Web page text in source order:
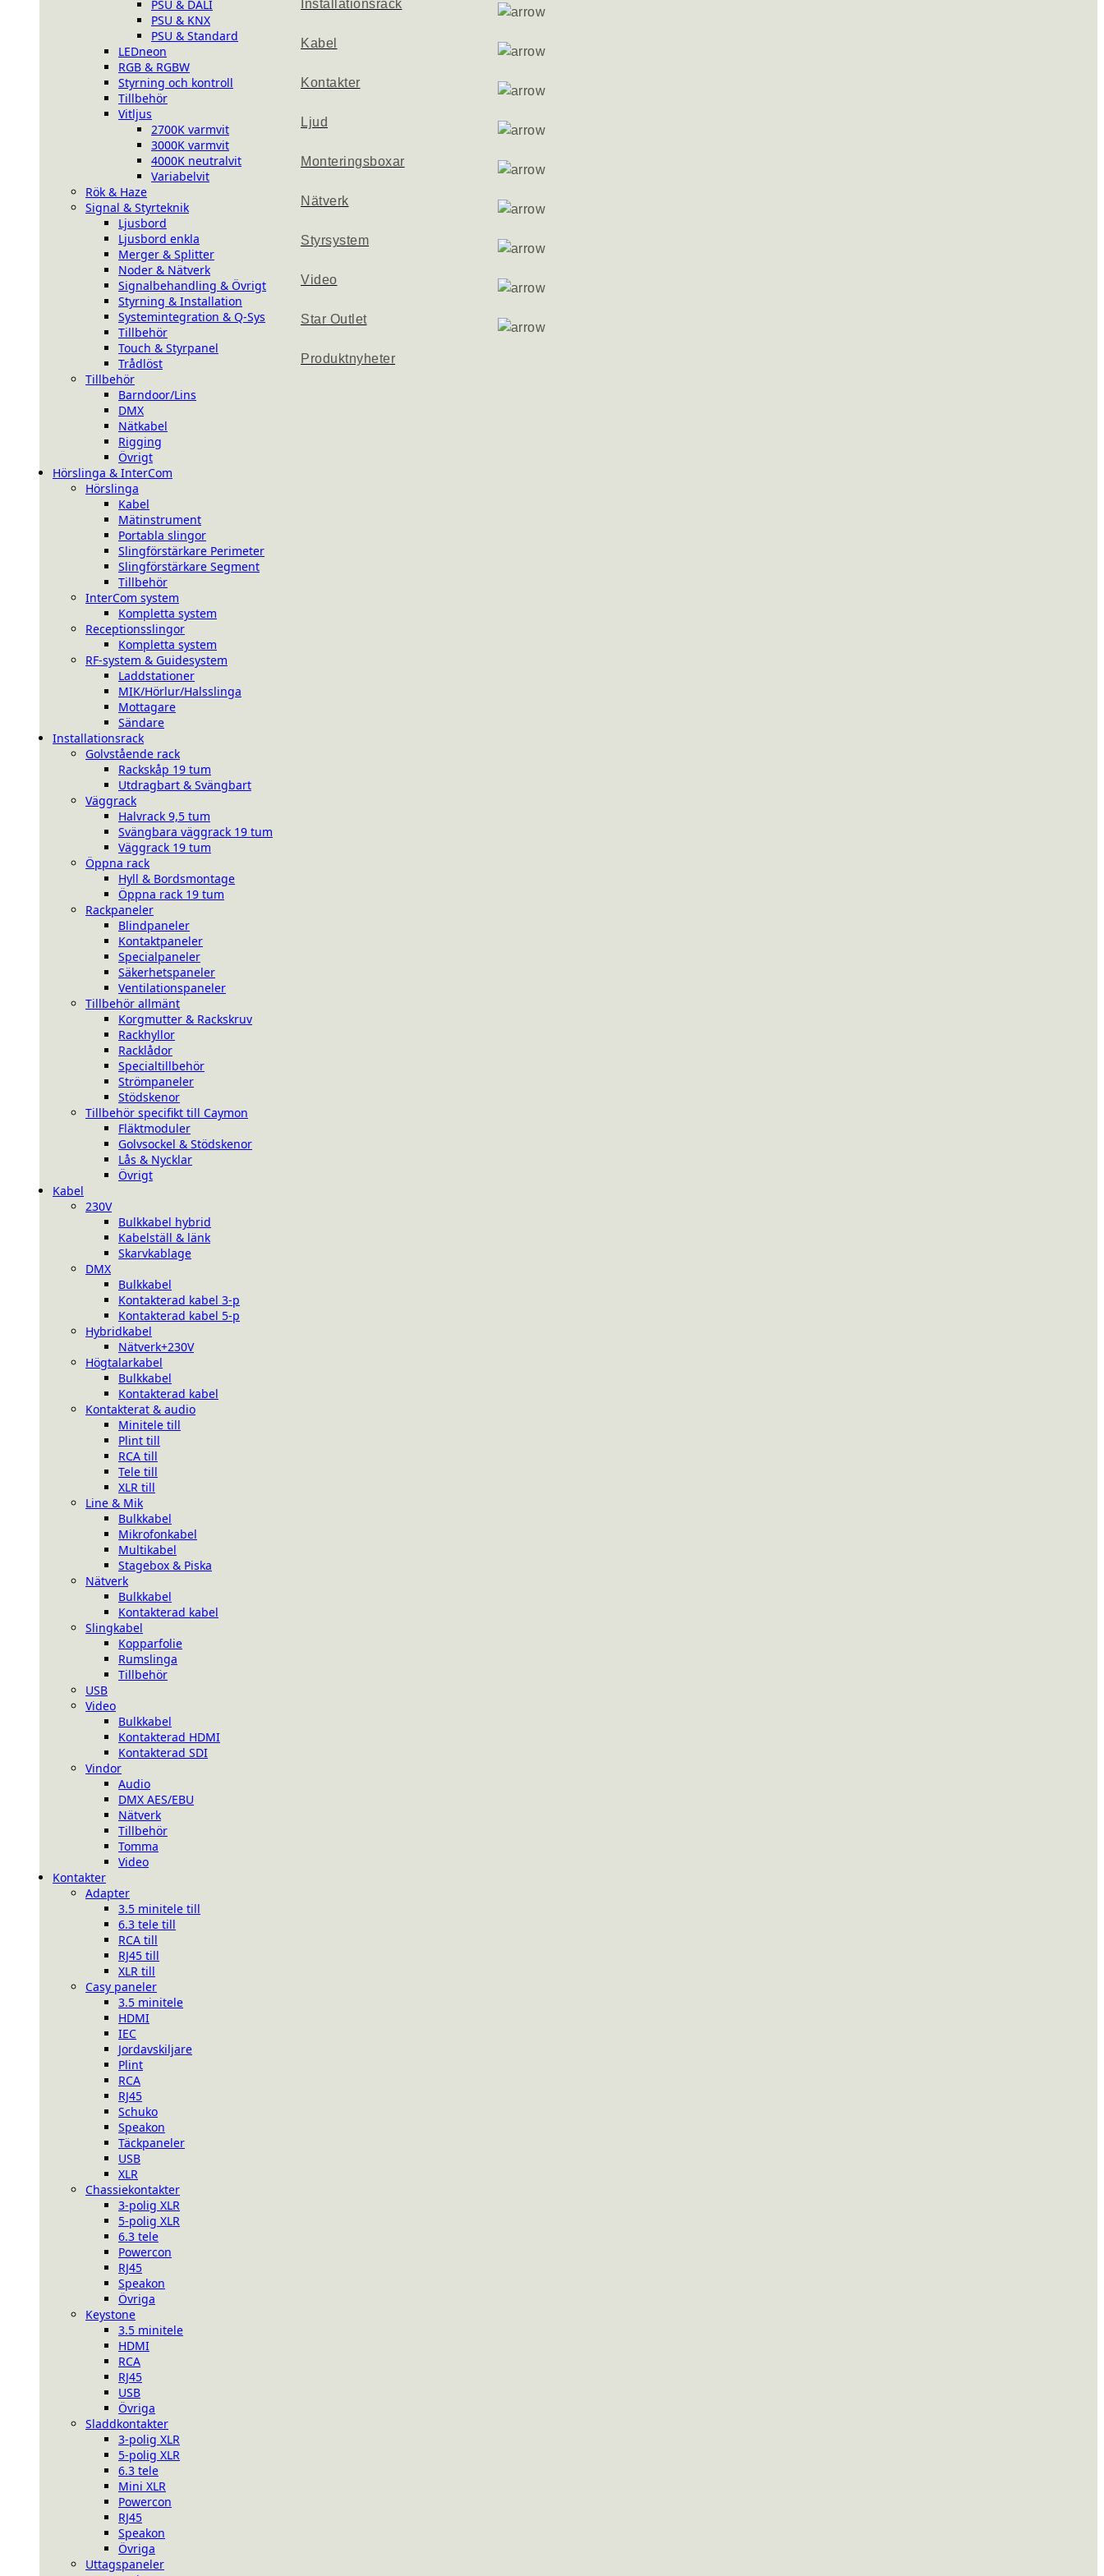
PSU & DALI
PSU & KNX
PSU & Standard
LEDneon
RGB & RGBW
Styrning och kontroll
Tillbehör
Vitljus
2700K varmvit
3000K varmvit
4000K neutralvit
Variabelvit
Rök & Haze
Signal & Styrteknik
Ljusbord
Ljusbord enkla
Merger & Splitter
Noder & Nätverk
Signalbehandling & Övrigt
Styrning & Installation
Systemintegration & Q-Sys
Tillbehör
Touch & Styrpanel
Trådlöst
Tillbehör
Barndoor/Lins
DMX
Nätkabel
Rigging
Övrigt
Hörslinga & InterCom
Hörslinga
Kabel
Mätinstrument
Portabla slingor
Slingförstärkare Perimeter
Slingförstärkare Segment
Tillbehör
InterCom system
Kompletta system
Receptionsslingor
Kompletta system
RF-system & Guidesystem
Laddstationer
MIK/Hörlur/Halsslinga
Mottagare
Sändare
Installationsrack
Golvstående rack
Rackskåp 19 tum
Utdragbart & Svängbart
Väggrack
Halvrack 9,5 tum
Svängbara väggrack 19 tum
Väggrack 19 tum
Öppna rack
Hyll & Bordsmontage
Öppna rack 19 tum
Rackpaneler
Blindpaneler
Kontaktpaneler
Specialpaneler
Säkerhetspaneler
Ventilationspaneler
Tillbehör allmänt
Korgmutter & Rackskruv
Rackhyllor
Racklådor
Specialtillbehör
Strömpaneler
Stödskenor
Tillbehör specifikt till Caymon
Fläktmoduler
Golvsockel & Stödskenor
Lås & Nycklar
Övrigt
Kabel
230V
Bulkkabel hybrid
Kabelställ & länk
Skarvkablage
DMX
Bulkkabel
Kontakterad kabel 3-p
Kontakterad kabel 5-p
Hybridkabel
Nätverk+230V
Högtalarkabel
Bulkkabel
Kontakterad kabel
Kontakterat & audio
Minitele till
Plint till
RCA till
Tele till
XLR till
Line & Mik
Bulkkabel
Mikrofonkabel
Multikabel
Stagebox & Piska
Nätverk
Bulkkabel
Kontakterad kabel
Slingkabel
Kopparfolie
Rumslinga
Tillbehör
USB
Video
Bulkkabel
Kontakterad HDMI
Kontakterad SDI
Vindor
Audio
DMX AES/EBU
Nätverk
Tillbehör
Tomma
Video
Kontakter
Adapter
3.5 minitele till
6.3 tele till
RCA till
RJ45 till
XLR till
Casy paneler
3.5 minitele
HDMI
IEC
Jordavskiljare
Plint
RCA
RJ45
Schuko
Speakon
Täckpaneler
USB
XLR
Chassiekontakter
3-polig XLR
5-polig XLR
6.3 tele
Powercon
RJ45
Speakon
Övriga
Keystone
3.5 minitele
HDMI
RCA
RJ45
USB
Övriga
Sladdkontakter
3-polig XLR
5-polig XLR
6.3 tele
Mini XLR
Powercon
RJ45
Speakon
Övriga
Uttagspaneler
Installationsrack
Kabel
Kontakter
Ljud
Monteringsboxar
Nätverk
Styrsystem
Video
Star Outlet
Produktnyheter